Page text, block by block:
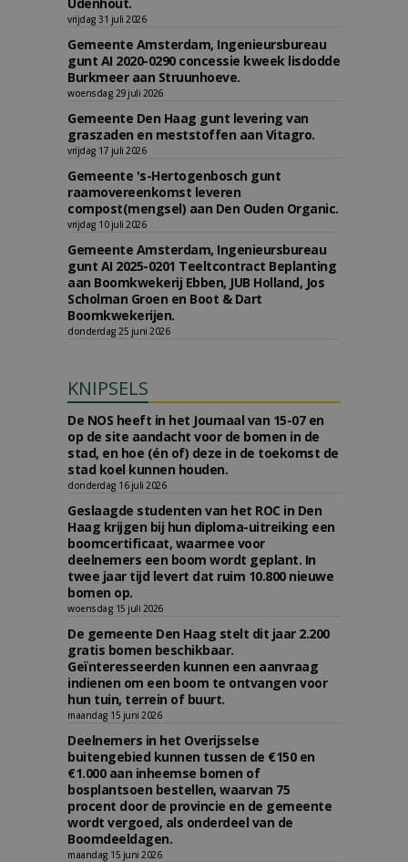
vrijdag 31 juli 2026
Gemeente Amsterdam, Ingenieursbureau
gunt AI 2020-0290 concessie kweek lisdodde
Burkmeer aan Struunhoeve.
woensdag 29 juli 2026
Gemeente Den Haag gunt levering van
graszaden en meststoffen aan Vitagro.
vrijdag 17 juli 2026
Gemeente 's-Hertogenbosch gunt
raamovereenkomst leveren
compost(mengsel) aan Den Ouden Organic.
vrijdag 10 juli 2026
Gemeente Amsterdam, Ingenieursbureau
gunt AI 2025-0201 Teeltcontract Beplanting
aan Boomkwekerij Ebben, JUB Holland, Jos
Scholman Groen en Boot & Dart
Boomkwekerijen.
donderdag 25 juni 2026
KNIPSELS
De NOS heeft in het Journaal van 15-07 en
op de site aandacht voor de bomen in de
stad, en hoe (én of) deze in de toekomst de
stad koel kunnen houden.
donderdag 16 juli 2026
Geslaagde studenten van het ROC in Den
Haag krijgen bij hun diploma-uitreiking een
boomcertificaat, waarmee voor
deelnemers een boom wordt geplant. In
twee jaar tijd levert dat ruim 10.800 nieuwe
bomen op.
woensdag 15 juli 2026
De gemeente Den Haag stelt dit jaar 2.200
gratis bomen beschikbaar.
Geïnteresseerden kunnen een aanvraag
indienen om een boom te ontvangen voor
hun tuin, terrein of buurt.
maandag 15 juni 2026
Deelnemers in het Overijsselse
buitengebied kunnen tussen de €150 en
€1.000 aan inheemse bomen of
bosplantsoen bestellen, waarvan 75
procent door de provincie en de gemeente
wordt vergoed, als onderdeel van de
Boomdeeldagen.
maandag 15 juni 2026